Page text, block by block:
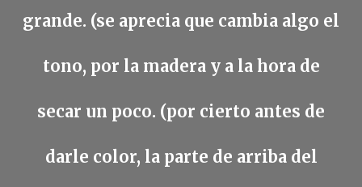
grande. (se aprecia que cambia algo el
tono, por la madera y a la hora de
secar un poco. (por cierto antes de
darle color, la parte de arriba del